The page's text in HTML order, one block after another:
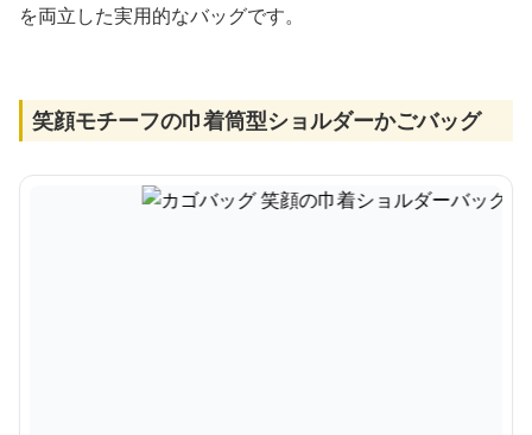
を両立した実用的なバッグです。
笑顔モチーフの巾着筒型ショルダーかごバッグ